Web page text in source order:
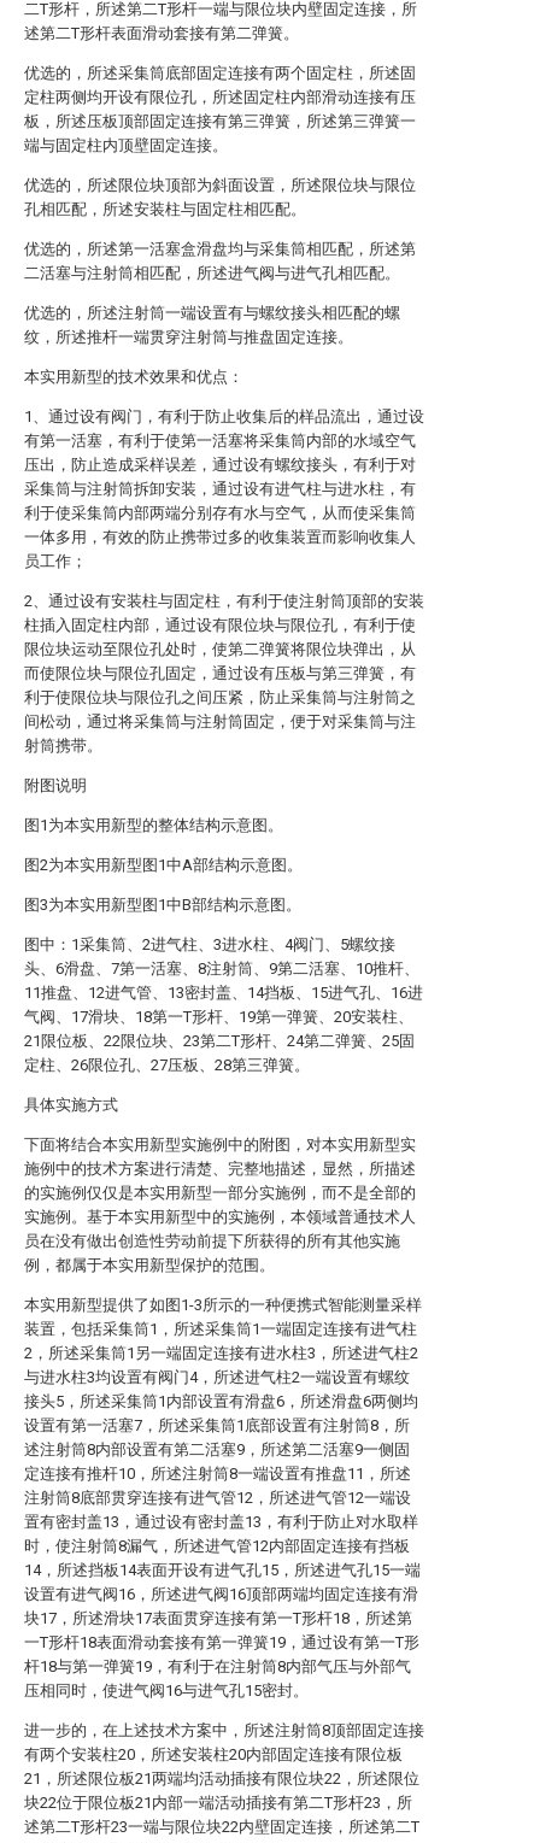
二T形杆，所述第二T形杆一端与限位块内壁固定连接，所
述第二T形杆表面滑动套接有第二弹簧。
优选的，所述采集筒底部固定连接有两个固定柱，所述固
定柱两侧均开设有限位孔，所述固定柱内部滑动连接有压
板，所述压板顶部固定连接有第三弹簧，所述第三弹簧一
端与固定柱内顶壁固定连接。
优选的，所述限位块顶部为斜面设置，所述限位块与限位
孔相匹配，所述安装柱与固定柱相匹配。
优选的，所述第一活塞盒滑盘均与采集筒相匹配，所述第
二活塞与注射筒相匹配，所述进气阀与进气孔相匹配。
优选的，所述注射筒一端设置有与螺纹接头相匹配的螺
纹，所述推杆一端贯穿注射筒与推盘固定连接。
本实用新型的技术效果和优点：
1、通过设有阀门，有利于防止收集后的样品流出，通过设
有第一活塞，有利于使第一活塞将采集筒内部的水域空气
压出，防止造成采样误差，通过设有螺纹接头，有利于对
采集筒与注射筒拆卸安装，通过设有进气柱与进水柱，有
利于使采集筒内部两端分别存有水与空气，从而使采集筒
一体多用，有效的防止携带过多的收集装置而影响收集人
员工作；
2、通过设有安装柱与固定柱，有利于使注射筒顶部的安装
柱插入固定柱内部，通过设有限位块与限位孔，有利于使
限位块运动至限位孔处时，使第二弹簧将限位块弹出，从
而使限位块与限位孔固定，通过设有压板与第三弹簧，有
利于使限位块与限位孔之间压紧，防止采集筒与注射筒之
间松动，通过将采集筒与注射筒固定，便于对采集筒与注
射筒携带。
附图说明
图1为本实用新型的整体结构示意图。
图2为本实用新型图1中A部结构示意图。
图3为本实用新型图1中B部结构示意图。
图中：1采集筒、2进气柱、3进水柱、4阀门、5螺纹接
头、6滑盘、7第一活塞、8注射筒、9第二活塞、10推杆、
11推盘、12进气管、13密封盖、14挡板、15进气孔、16进
气阀、17滑块、18第一T形杆、19第一弹簧、20安装柱、
21限位板、22限位块、23第二T形杆、24第二弹簧、25固
定柱、26限位孔、27压板、28第三弹簧。
具体实施方式
下面将结合本实用新型实施例中的附图，对本实用新型实
施例中的技术方案进行清楚、完整地描述，显然，所描述
的实施例仅仅是本实用新型一部分实施例，而不是全部的
实施例。基于本实用新型中的实施例，本领域普通技术人
员在没有做出创造性劳动前提下所获得的所有其他实施
例，都属于本实用新型保护的范围。
本实用新型提供了如图1-3所示的一种便携式智能测量采样
装置，包括采集筒1，所述采集筒1一端固定连接有进气柱
2，所述采集筒1另一端固定连接有进水柱3，所述进气柱2
与进水柱3均设置有阀门4，所述进气柱2一端设置有螺纹
接头5，所述采集筒1内部设置有滑盘6，所述滑盘6两侧均
设置有第一活塞7，所述采集筒1底部设置有注射筒8，所
述注射筒8内部设置有第二活塞9，所述第二活塞9一侧固
定连接有推杆10，所述注射筒8一端设置有推盘11，所述
注射筒8底部贯穿连接有进气管12，所述进气管12一端设
置有密封盖13，通过设有密封盖13，有利于防止对水取样
时，使注射筒8漏气，所述进气管12内部固定连接有挡板
14，所述挡板14表面开设有进气孔15，所述进气孔15一端
设置有进气阀16，所述进气阀16顶部两端均固定连接有滑
块17，所述滑块17表面贯穿连接有第一T形杆18，所述第
一T形杆18表面滑动套接有第一弹簧19，通过设有第一T形
杆18与第一弹簧19，有利于在注射筒8内部气压与外部气
压相同时，使进气阀16与进气孔15密封。
进一步的，在上述技术方案中，所述注射筒8顶部固定连接
有两个安装柱20，所述安装柱20内部固定连接有限位板
21，所述限位板21两端均活动插接有限位块22，所述限位
块22位于限位板21内部一端活动插接有第二T形杆23，所
述第二T形杆23一端与限位块22内壁固定连接，所述第二T